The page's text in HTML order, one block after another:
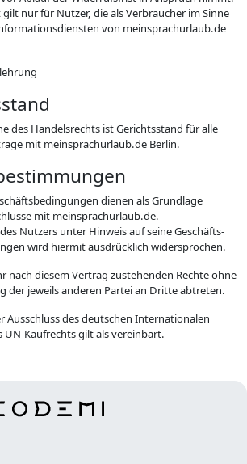
nur für Nutzer, die als Verbraucher im Sinne
von meinsprachurlaub.de
des Handelsrechts ist Gerichtsstand für alle
mit meinsprachurlaub.de Berlin.
dienen als Grundlage
mit meinsprachurlaub.de.
Nutzers unter Hinweis auf seine Geschäfts-
wird hiermit ausdrücklich widersprochen.
nach diesem Vertrag zustehenden Rechte ohne
der jeweils anderen Partei an Dritte abtreten.
Ausschluss des deutschen Internationalen
UN-Kaufrechts gilt als vereinbart.